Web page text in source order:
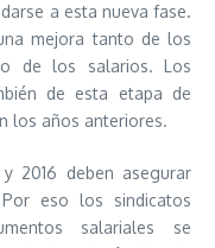
a esta nueva fase.
mejora tanto de los
de los salarios. Los
de esta etapa de
los años anteriores.
2016 deben asegurar
eso los sindicatos
salariales se